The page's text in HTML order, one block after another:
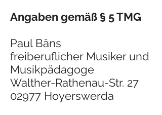
Angaben gemäß § 5 TMG
Paul Bäns
freiberuflicher Musiker und
Musikpädagoge
Walther-Rathenau-Str. 27
02977 Hoyerswerda